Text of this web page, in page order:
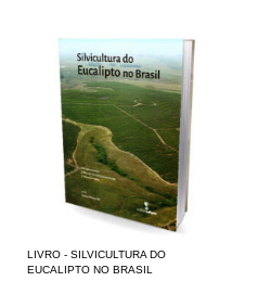
LIVRO - SILVICULTURA DO
EUCALIPTO NO BRASIL